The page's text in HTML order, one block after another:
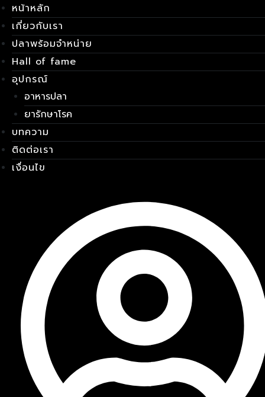
Skip
to
content
หน้าหลัก
เกี่ยวกับเรา
ปลาพร้อมจำหน่าย
Hall of fame
อุปกรณ์
อาหารปลา
ยารักษาโรค
บทความ
ติดต่อเรา
เงื่อนไข
เมนู